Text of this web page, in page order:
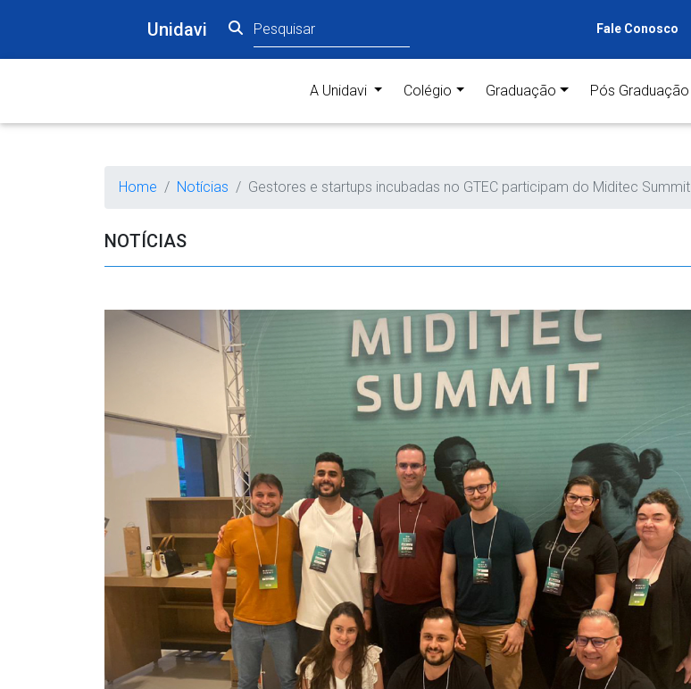
Unidavi Fale Conosco
A Unidavi (current)Colégio Graduação Pós Graduação
Home Notícias Gestores e startups incubadas no GTEC participam do Miditec Summit
NOTÍCIAS